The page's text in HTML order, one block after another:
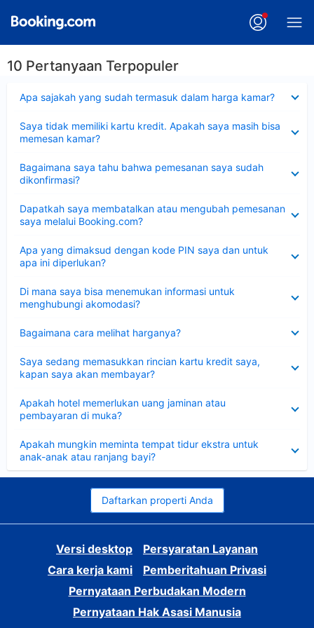
10 Pertanyaan Terpopuler
Apa sajakah yang sudah termasuk dalam harga kamar?
Saya tidak memiliki kartu kredit. Apakah saya masih bisa
memesan kamar?
Bagaimana saya tahu bahwa pemesanan saya sudah
dikonfirmasi?
Dapatkah saya membatalkan atau mengubah pemesanan
saya melalui Booking.com?
Apa yang dimaksud dengan kode PIN saya dan untuk
apa ini diperlukan?
Di mana saya bisa menemukan informasi untuk
menghubungi akomodasi?
Bagaimana cara melihat harganya?
Saya sedang memasukkan rincian kartu kredit saya,
kapan saya akan membayar?
Apakah hotel memerlukan uang jaminan atau
pembayaran di muka?
Apakah mungkin meminta tempat tidur ekstra untuk
anak-anak atau ranjang bayi?
Daftarkan properti Anda
Versi desktop
Persyaratan Layanan
Cara kerja kami
Pemberitahuan Privasi
Pernyataan Perbudakan Modern
Pernyataan Hak Asasi Manusia